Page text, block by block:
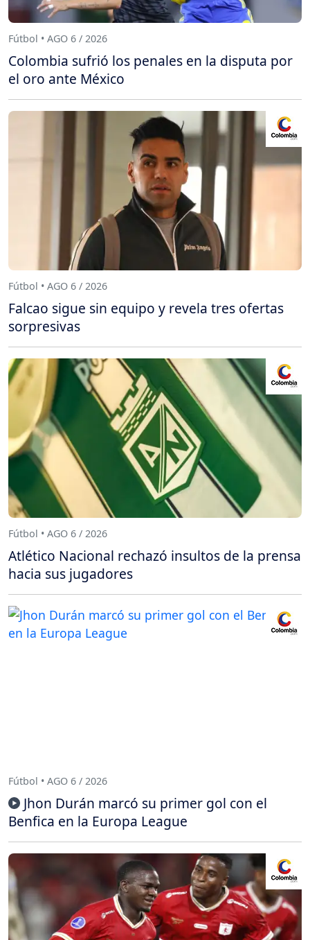
Fútbol • AGO 6 / 2026
Colombia sufrió los penales en la disputa por
el oro ante México
Fútbol • AGO 6 / 2026
Falcao sigue sin equipo y revela tres ofertas
sorpresivas
Fútbol • AGO 6 / 2026
Atlético Nacional rechazó insultos de la prensa
hacia sus jugadores
Fútbol • AGO 6 / 2026
Jhon Durán marcó su primer gol con el
Benfica en la Europa League